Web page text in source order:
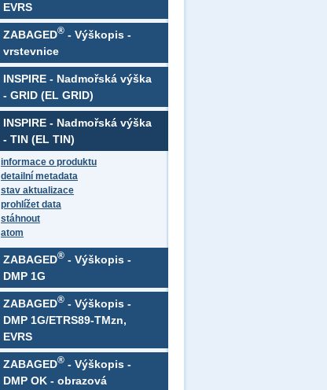
EVRS
ZABAGED® - Výškopis -
vrstevnice
INSPIRE - Nadmořská výška
- GRID (EL GRID)
INSPIRE - Nadmořská výška
- TIN (EL TIN)
informace o produktu
detailní metadata
stav aktualizace
prohlížet data
stáhnout
atom
ZABAGED® - Výškopis -
DMP 1G
ZABAGED® - Výškopis -
DMP 1G/ETRS89-TMzn,
EVRS
ZABAGED® - Výškopis -
DMP OK - obrazová